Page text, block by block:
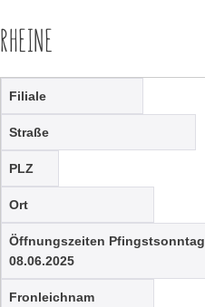
RHEINE
Filiale
Straße
PLZ
Ort
Öffnungszeiten Pfingstsonntag
08.06.2025
Fronleichnam